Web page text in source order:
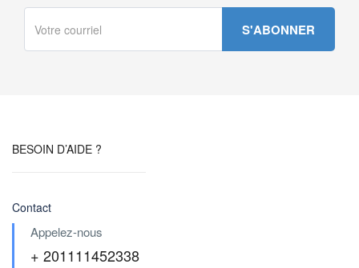
BESOIN D’AIDE ?
Contact
Appelez-nous
+ 201111452338